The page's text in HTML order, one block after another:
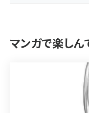
マンガで楽し